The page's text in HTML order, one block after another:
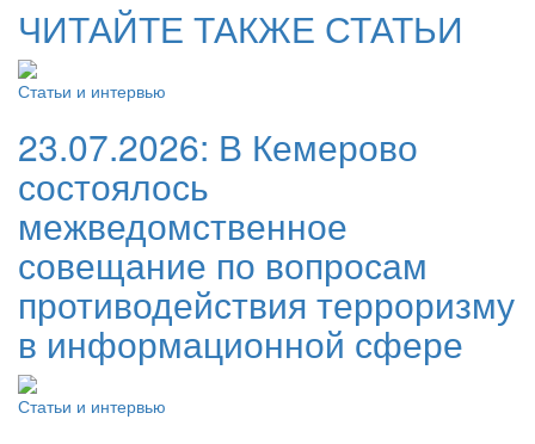
ЧИТАЙТЕ ТАКЖЕ СТАТЬИ
Статьи и интервью
23.07.2026: В Кемерово
состоялось
межведомственное
совещание по вопросам
противодействия терроризму
в информационной сфере
Статьи и интервью